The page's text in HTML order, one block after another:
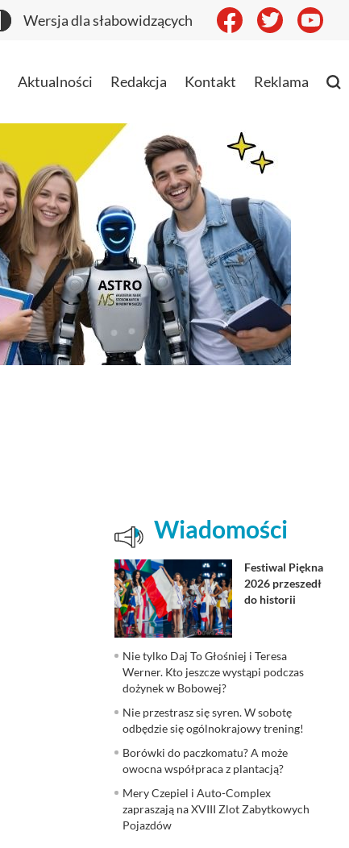
Wersja dla słabowidzących
Aktualności Redakcja Kontakt Reklama
Wiadomości
Festiwal Piękna
2026 przeszedł
do historii
Nie tylko Daj To Głośniej i Teresa
Werner. Kto jeszcze wystąpi podczas
dożynek w Bobowej?
Nie przestrasz się syren. W sobotę
odbędzie się ogólnokrajowy trening!
Borówki do paczkomatu? A może
owocna współpraca z plantacją?
Mery Czepiel i Auto-Complex
zapraszają na XVIII Zlot Zabytkowych
Pojazdów